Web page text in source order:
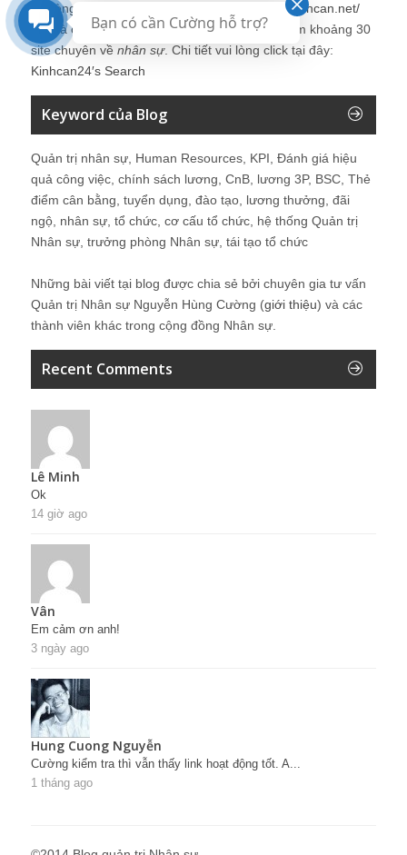
Vui lòng click tại đây để tìm kiếm thêm:
http://kinhcan.net/
Đây là công cụ tìm kiếm được tích hợp tìm kiếm khoảng 30
site chuyên về nhân sự. Chi tiết vui lòng click tại đây:
Kinhcan24′s Search
Keyword của Blog
Quản trị nhân sự, Human Resources, KPI, Đánh giá hiệu
quả công việc, chính sách lương, CnB, lương 3P, BSC, Thẻ
điểm cân bằng, tuyển dụng, đào tạo, lương thưởng, đãi
ngộ, nhân sự, tổ chức, cơ cấu tổ chức, hệ thống Quản trị
Nhân sự, trưởng phòng Nhân sự, tái tạo tổ chức
Những bài viết tại blog được chia sẻ bởi chuyên gia tư vấn
Quản trị Nhân sự Nguyễn Hùng Cường (giới thiệu) và các
thành viên khác trong cộng đồng Nhân sự.
Recent Comments
Lê Minh
Ok
14 giờ ago
Vân
Em cảm ơn anh!
3 ngày ago
Hung Cuong Nguyễn
Cường kiểm tra thì vẫn thấy link hoạt động tốt. A...
1 tháng ago
Bạn có cần Cường hỗ trợ?